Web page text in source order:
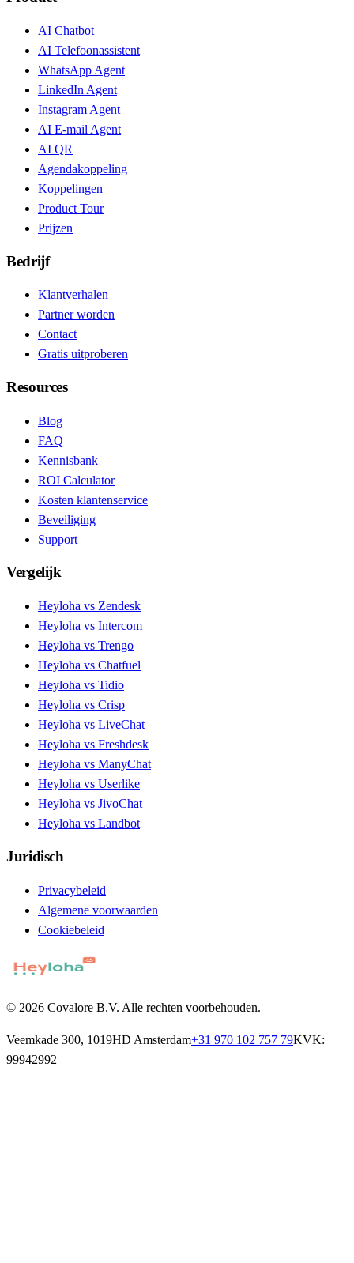
AI Chatbot
AI Telefoonassistent
WhatsApp Agent
LinkedIn Agent
Instagram Agent
AI E-mail Agent
AI QR
Agendakoppeling
Koppelingen
Product Tour
Prijzen
Bedrijf
Klantverhalen
Partner worden
Contact
Gratis uitproberen
Resources
Blog
FAQ
Kennisbank
ROI Calculator
Kosten klantenservice
Beveiliging
Support
Vergelijk
Heyloha vs Zendesk
Heyloha vs Intercom
Heyloha vs Trengo
Heyloha vs Chatfuel
Heyloha vs Tidio
Heyloha vs Crisp
Heyloha vs LiveChat
Heyloha vs Freshdesk
Heyloha vs ManyChat
Heyloha vs Userlike
Heyloha vs JivoChat
Heyloha vs Landbot
Juridisch
Privacybeleid
Algemene voorwaarden
Cookiebeleid
© 2026 Covalore B.V. Alle rechten voorbehouden.
Veemkade 300, 1019HD Amsterdam+31 970 102 757 79KVK:
99942992